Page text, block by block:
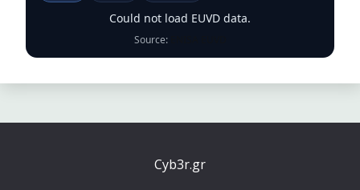
Could not load EUVD data.
Source:
Cyb3r.gr